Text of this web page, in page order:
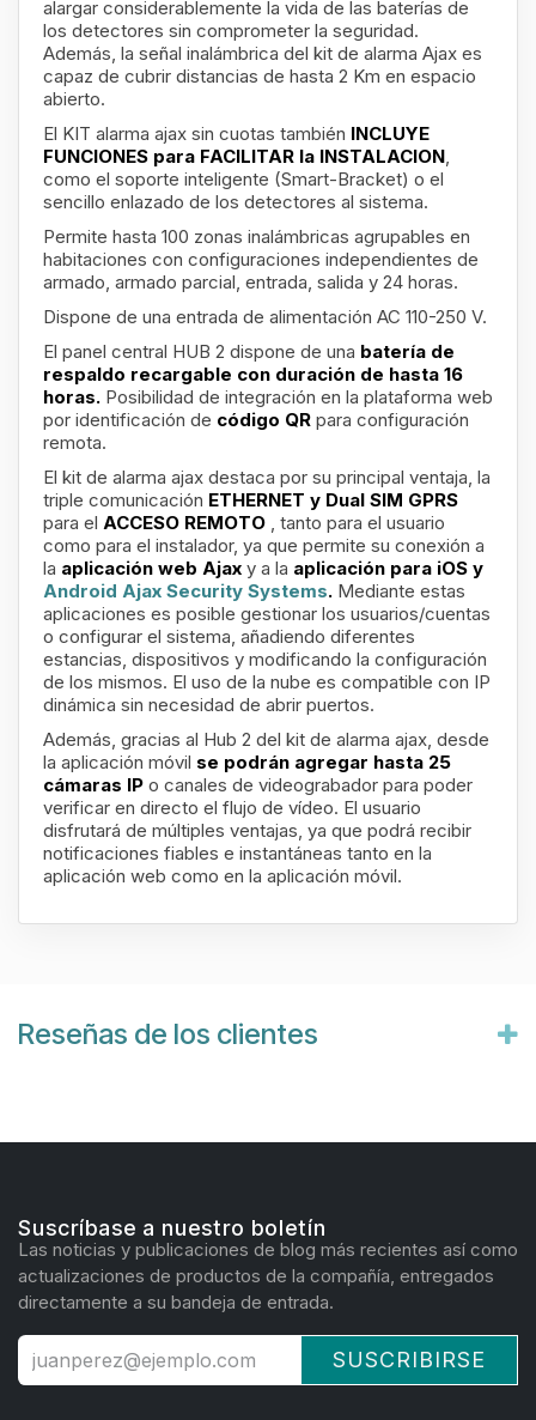
alargar considerablemente la vida de las baterías de
los detectores sin comprometer la seguridad.
Además, la señal inalámbrica del kit de alarma Ajax es
capaz de cubrir distancias de hasta 2 Km en espacio
abierto.
El KIT alarma ajax sin cuotas también INCLUYE
FUNCIONES para FACILITAR la INSTALACION,
como el soporte inteligente (Smart-Bracket) o el
sencillo enlazado de los detectores al sistema.
Permite hasta 100 zonas inalámbricas agrupables en
habitaciones con configuraciones independientes de
armado, armado parcial, entrada, salida y 24 horas.
Dispone de una entrada de alimentación AC 110-250 V.
El panel central HUB 2 dispone de una batería de
respaldo recargable con duración de hasta 16
horas. Posibilidad de integración en la plataforma web
por identificación de código QR para configuración
remota.
El kit de alarma ajax destaca por su principal ventaja, la
triple comunicación ETHERNET y Dual SIM GPRS
para el ACCESO REMOTO , tanto para el usuario
como para el instalador, ya que permite su conexión a
la aplicación web Ajax y a la aplicación para iOS y
Android Ajax Security Systems. Mediante estas
aplicaciones es posible gestionar los usuarios/cuentas
o configurar el sistema, añadiendo diferentes
estancias, dispositivos y modificando la configuración
de los mismos. El uso de la nube es compatible con IP
dinámica sin necesidad de abrir puertos.
Además, gracias al Hub 2 del kit de alarma ajax, desde
la aplicación móvil se podrán agregar hasta 25
cámaras IP o canales de videograbador para poder
verificar en directo el flujo de vídeo. El usuario
disfrutará de múltiples ventajas, ya que podrá recibir
notificaciones fiables e instantáneas tanto en la
aplicación web como en la aplicación móvil.
Reseñas de los clientes
Suscríbase a nuestro boletín
Las noticias y publicaciones de blog más recientes así como
actualizaciones de productos de la compañía, entregados
directamente a su bandeja de entrada.
SUSCRIBIRSE